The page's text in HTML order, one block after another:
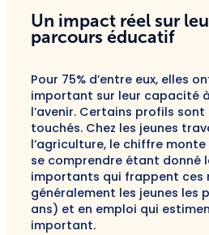
Un impact réel sur
parcours éducatif
Pour 75% d’entre eux, elles
important sur leur capacité
l’avenir. Certains profils
touchés. Chez les jeunes
l’agriculture, le chiffre monte
se comprendre étant donné
importants qui frappent ces
généralement les jeunes les
ans) et en emploi qui
important.